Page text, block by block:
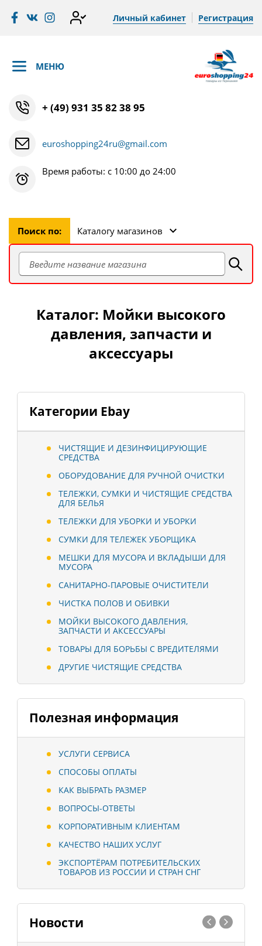
Личный кабинет Регистрация
МЕНЮ
+ (49) 931 35 82 38 95
euroshopping24ru@gmail.com
Время работы: с 10:00 до 24:00
Поиск по: Каталогу магазинов
Категории Ebay
ЧИСТЯЩИЕ И ДЕЗИНФИЦИРУЮЩИЕ
СРЕДСТВА
ОБОРУДОВАНИЕ ДЛЯ РУЧНОЙ ОЧИСТКИ
ТЕЛЕЖКИ, СУМКИ И ЧИСТЯЩИЕ СРЕДСТВА
ДЛЯ БЕЛЬЯ
ТЕЛЕЖКИ ДЛЯ УБОРКИ И УБОРКИ
СУМКИ ДЛЯ ТЕЛЕЖЕК УБОРЩИКА
МЕШКИ ДЛЯ МУСОРА И ВКЛАДЫШИ ДЛЯ
МУСОРА
САНИТАРНО-ПАРОВЫЕ ОЧИСТИТЕЛИ
ЧИСТКА ПОЛОВ И ОБИВКИ
МОЙКИ ВЫСОКОГО ДАВЛЕНИЯ,
ЗАПЧАСТИ И АКСЕССУАРЫ
ТОВАРЫ ДЛЯ БОРЬБЫ С ВРЕДИТЕЛЯМИ
ДРУГИЕ ЧИСТЯЩИЕ СРЕДСТВА
Полезная информация
УСЛУГИ СЕРВИСА
СПОСОБЫ ОПЛАТЫ
КАК ВЫБРАТЬ РАЗМЕР
ВОПРОСЫ-ОТВЕТЫ
КОРПОРАТИВНЫМ КЛИЕНТАМ
КАЧЕСТВО НАШИХ УСЛУГ
ЭКСПОРТЁРАМ ПОТРЕБИТЕЛЬСКИХ
ТОВАРОВ ИЗ РОССИИ И СТРАН СНГ
Новости
Каталог: Мойки высокого
давления, запчасти и
аксессуары